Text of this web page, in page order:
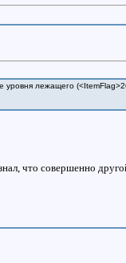
уровня лежащего
что совершенно